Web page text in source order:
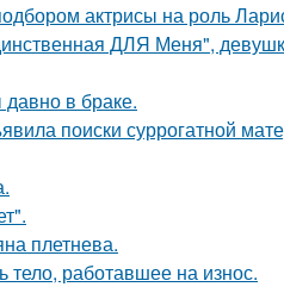
актрисы на роль
ДЛЯ Меня",
в браке.
поиски суррогатной
плетнева.
работавшее на износ.